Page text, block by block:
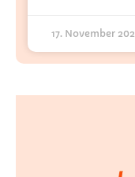
17. November